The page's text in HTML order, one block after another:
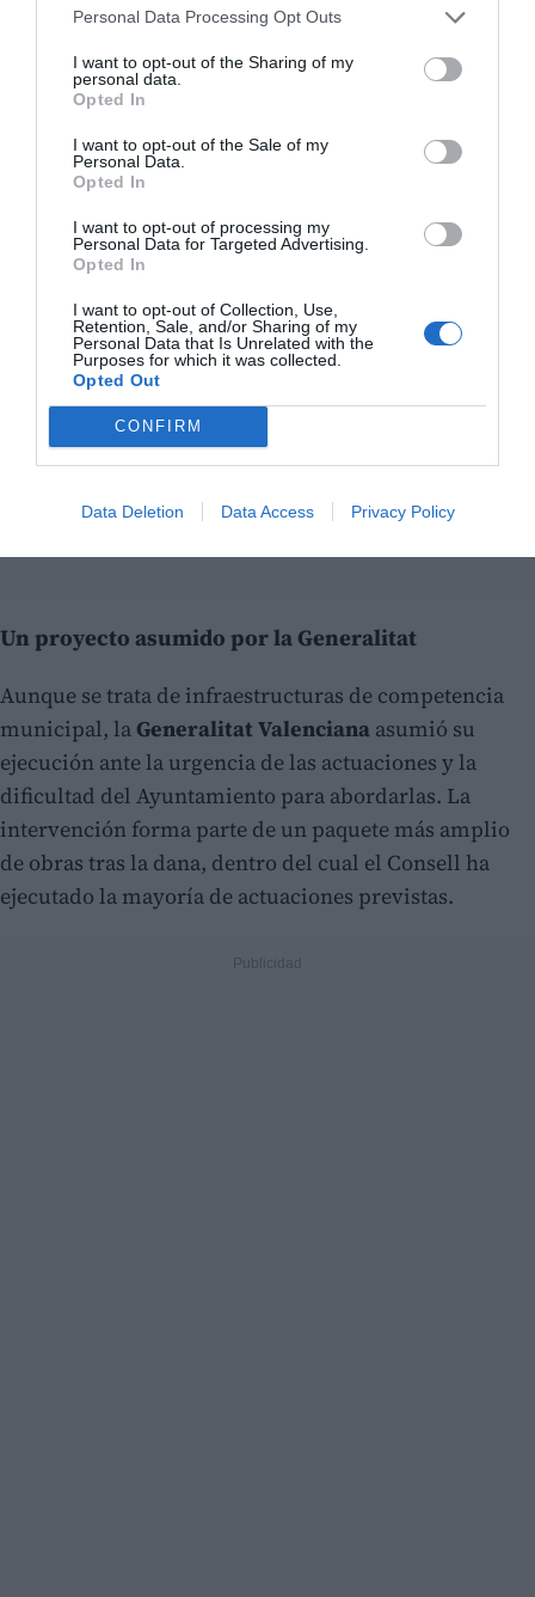
Personal Data Processing Opt Outs
I want to opt-out of the Sharing of my
personal data.
Opted In
I want to opt-out of the Sale of my
Personal Data.
Opted In
I want to opt-out of processing my
Personal Data for Targeted Advertising.
Opted In
I want to opt-out of Collection, Use,
Retention, Sale, and/or Sharing of my
Personal Data that Is Unrelated with the
Purposes for which it was collected.
Opted Out
CONFIRM
Data Deletion Data Access Privacy Policy
Un proyecto asumido por la Generalitat
Aunque se trata de infraestructuras de competencia
municipal, la Generalitat Valenciana asumió su
ejecución ante la urgencia de las actuaciones y la
dificultad del Ayuntamiento para abordarlas. La
intervención forma parte de un paquete más amplio
de obras tras la dana, dentro del cual el Consell ha
ejecutado la mayoría de actuaciones previstas.